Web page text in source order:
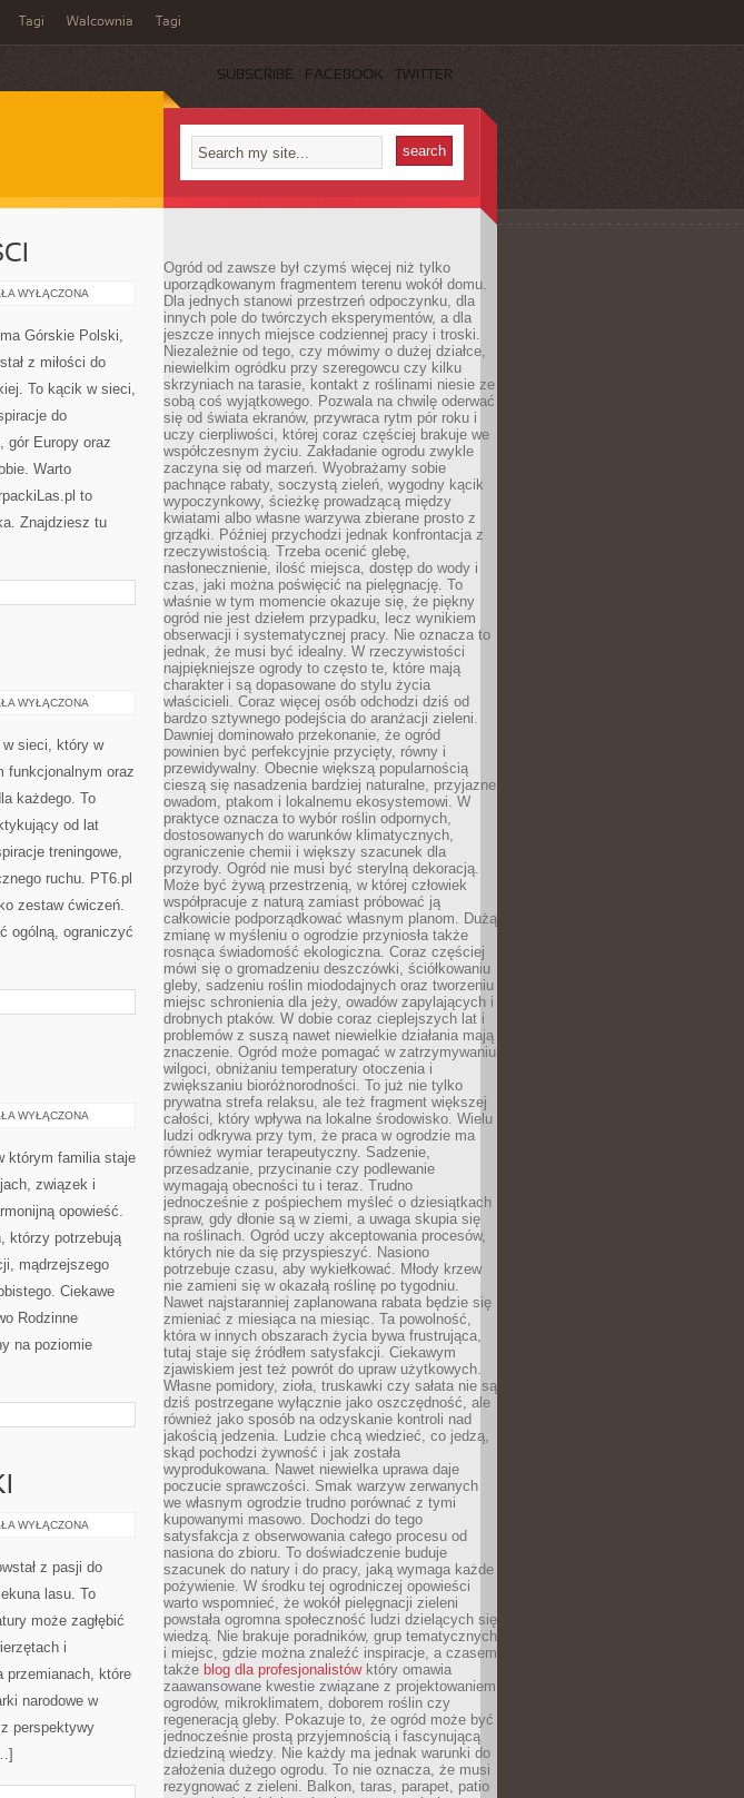
Tagi Walcownia Tagi
SUBSCRIBE FACEBOOK TWITTER
WYŁĄCZONA
Górskie Polski,
z miłości do
To kącik w sieci,
do
gór Europy oraz
Warto
to
Znajdziesz tu
WYŁĄCZONA
w sieci, który w
funkcjonalnym oraz
każdego. To
od lat
treningowe,
ruchu. PT6.pl
zestaw ćwiczeń.
ogólną, ograniczyć
WYŁĄCZONA
którym familia staje
związek i
opowieść.
którzy potrzebują
mądrzejszego
Ciekawe
Rodzinne
na poziomie
WYŁĄCZONA
z pasji do
lasu. To
może zagłębić
i
przemianach, które
narodowe w
perspektywy
Ogród od zawsze był czymś więcej niż tylko
uporządkowanym fragmentem terenu wokół domu.
Dla jednych stanowi przestrzeń odpoczynku, dla
innych pole do twórczych eksperymentów, a dla
jeszcze innych miejsce codziennej pracy i troski.
Niezależnie od tego, czy mówimy o dużej działce,
niewielkim ogródku przy szeregowcu czy kilku
skrzyniach na tarasie, kontakt z roślinami niesie ze
sobą coś wyjątkowego. Pozwala na chwilę oderwać
się od świata ekranów, przywraca rytm pór roku i
uczy cierpliwości, której coraz częściej brakuje we
współczesnym życiu. Zakładanie ogrodu zwykle
zaczyna się od marzeń. Wyobrażamy sobie
pachnące rabaty, soczystą zieleń, wygodny kącik
wypoczynkowy, ścieżkę prowadzącą między
kwiatami albo własne warzywa zbierane prosto z
grządki. Później przychodzi jednak konfrontacja z
rzeczywistością. Trzeba ocenić glebę,
nasłonecznienie, ilość miejsca, dostęp do wody i
czas, jaki można poświęcić na pielęgnację. To
właśnie w tym momencie okazuje się, że piękny
ogród nie jest dziełem przypadku, lecz wynikiem
obserwacji i systematycznej pracy. Nie oznacza to
jednak, że musi być idealny. W rzeczywistości
najpiękniejsze ogrody to często te, które mają
charakter i są dopasowane do stylu życia
właścicieli. Coraz więcej osób odchodzi dziś od
bardzo sztywnego podejścia do aranżacji zieleni.
Dawniej dominowało przekonanie, że ogród
powinien być perfekcyjnie przycięty, równy i
przewidywalny. Obecnie większą popularnością
cieszą się nasadzenia bardziej naturalne, przyjazne
owadom, ptakom i lokalnemu ekosystemowi. W
praktyce oznacza to wybór roślin odpornych,
dostosowanych do warunków klimatycznych,
ograniczenie chemii i większy szacunek dla
przyrody. Ogród nie musi być sterylną dekoracją.
Może być żywą przestrzenią, w której człowiek
współpracuje z naturą zamiast próbować ją
całkowicie podporządkować własnym planom. Dużą
zmianę w myśleniu o ogrodzie przyniosła także
rosnąca świadomość ekologiczna. Coraz częściej
mówi się o gromadzeniu deszczówki, ściółkowaniu
gleby, sadzeniu roślin miododajnych oraz tworzeniu
miejsc schronienia dla jeży, owadów zapylających i
drobnych ptaków. W dobie coraz cieplejszych lat i
problemów z suszą nawet niewielkie działania mają
znaczenie. Ogród może pomagać w zatrzymywaniu
wilgoci, obniżaniu temperatury otoczenia i
zwiększaniu bioróżnorodności. To już nie tylko
prywatna strefa relaksu, ale też fragment większej
całości, który wpływa na lokalne środowisko. Wielu
ludzi odkrywa przy tym, że praca w ogrodzie ma
również wymiar terapeutyczny. Sadzenie,
przesadzanie, przycinanie czy podlewanie
wymagają obecności tu i teraz. Trudno
jednocześnie z pośpiechem myśleć o dziesiątkach
spraw, gdy dłonie są w ziemi, a uwaga skupia się
na roślinach. Ogród uczy akceptowania procesów,
których nie da się przyspieszyć. Nasiono
potrzebuje czasu, aby wykiełkować. Młody krzew
nie zamieni się w okazałą roślinę po tygodniu.
Nawet najstaranniej zaplanowana rabata będzie się
zmieniać z miesiąca na miesiąc. Ta powolność,
która w innych obszarach życia bywa frustrująca,
tutaj staje się źródłem satysfakcji. Ciekawym
zjawiskiem jest też powrót do upraw użytkowych.
Własne pomidory, zioła, truskawki czy sałata nie są
dziś postrzegane wyłącznie jako oszczędność, ale
również jako sposób na odzyskanie kontroli nad
jakością jedzenia. Ludzie chcą wiedzieć, co jedzą,
skąd pochodzi żywność i jak została
wyprodukowana. Nawet niewielka uprawa daje
poczucie sprawczości. Smak warzyw zerwanych
we własnym ogrodzie trudno porównać z tymi
kupowanymi masowo. Dochodzi do tego
satysfakcja z obserwowania całego procesu od
nasiona do zbioru. To doświadczenie buduje
szacunek do natury i do pracy, jaką wymaga każde
pożywienie. W środku tej ogrodniczej opowieści
warto wspomnieć, że wokół pielęgnacji zieleni
powstała ogromna społeczność ludzi dzielących się
wiedzą. Nie brakuje poradników, grup tematycznych
i miejsc, gdzie można znaleźć inspiracje, a czasem
także blog dla profesjonalistówktóry omawia
zaawansowane kwestie związane z projektowaniem
ogrodów, mikroklimatem, doborem roślin czy
regeneracją gleby. Pokazuje to, że ogród może być
jednocześnie prostą przyjemnością i fascynującą
dziedziną wiedzy. Nie każdy ma jednak warunki do
założenia dużego ogrodu. To nie oznacza, że musi
rezygnować z zieleni. Balkon, taras, parapet, patio